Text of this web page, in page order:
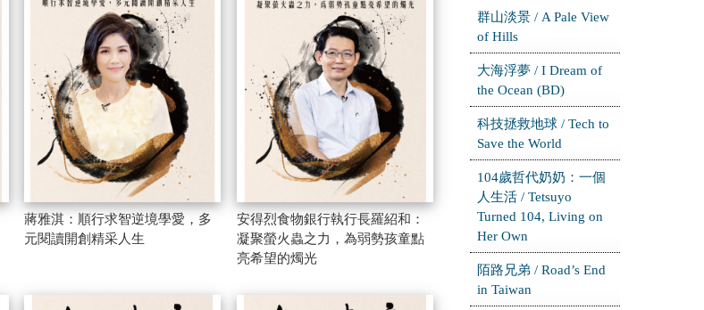
蔣雅淇：順行求智逆境學愛，多
元閱讀開創精采人生
安得烈食物銀行執行長羅紹和：
凝聚螢火蟲之力，為弱勢孩童點
亮希望的燭光
群山淡景 / A Pale View
of Hills
大海浮夢 / I Dream of
the Ocean (BD)
科技拯救地球 / Tech to
Save the World
104歲哲代奶奶：一個
人生活 / Tetsuyo
Turned 104, Living on
Her Own
陌路兄弟 / Road’s End
in Taiwan